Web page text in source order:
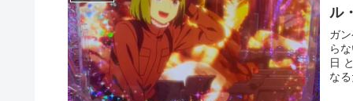
ル
ガ
ら
日
な